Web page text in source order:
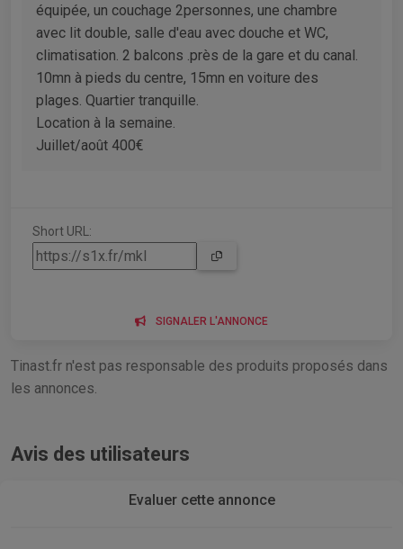
équipée, un couchage 2personnes, une chambre
avec lit double, salle d'eau avec douche et WC,
climatisation. 2 balcons .près de la gare et du canal.
10mn à pieds du centre, 15mn en voiture des
plages. Quartier tranquille.
Location à la semaine.
Juillet/août 400€
Short URL:
SIGNALER L'ANNONCE
Tinast.fr n'est pas responsable des produits proposés dans
les annonces.
Avis des utilisateurs
Evaluer cette annonce